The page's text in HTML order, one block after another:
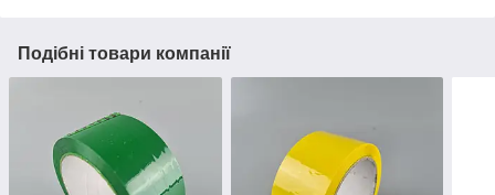
Подібні товари компанії